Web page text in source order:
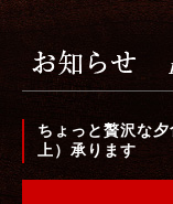
ちょっと贅沢な
上）承ります